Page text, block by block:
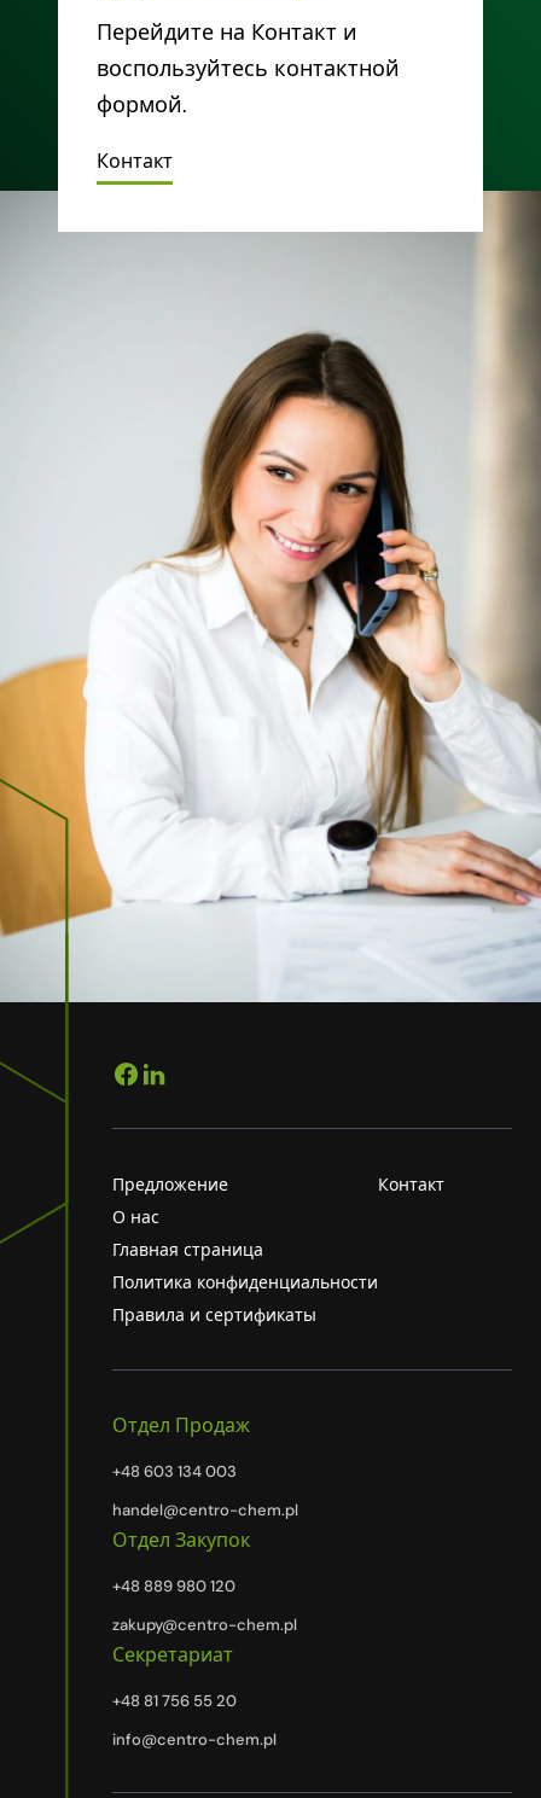
Перейдите на Контакт и
воспользуйтесь контактной
формой.
Контакт
Предложение
О нас
Главная страница
Политика конфиденциальности
Правила и сертификаты
Контакт
Отдел Продаж
+48 603 134 003
handel@centro-chem.pl
Отдел Закупок
+48 889 980 120
zakupy@centro-chem.pl
Секретариат
+48 81 756 55 20
info@centro-chem.pl